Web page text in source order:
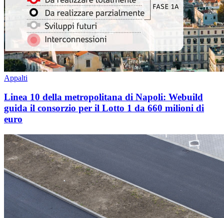
Appalti
Linea 10 della metropolitana di Napoli: Webuild
guida il consorzio per il Lotto 1 da 660 milioni di
euro